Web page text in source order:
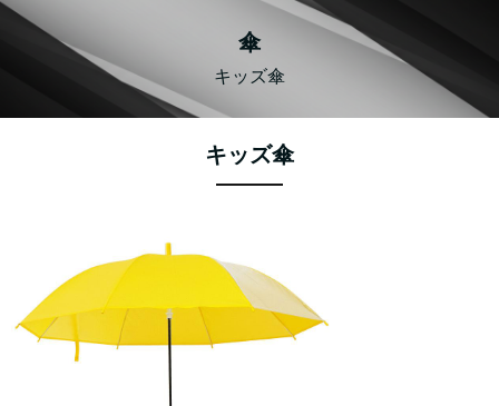
傘
キッズ傘
キッズ傘